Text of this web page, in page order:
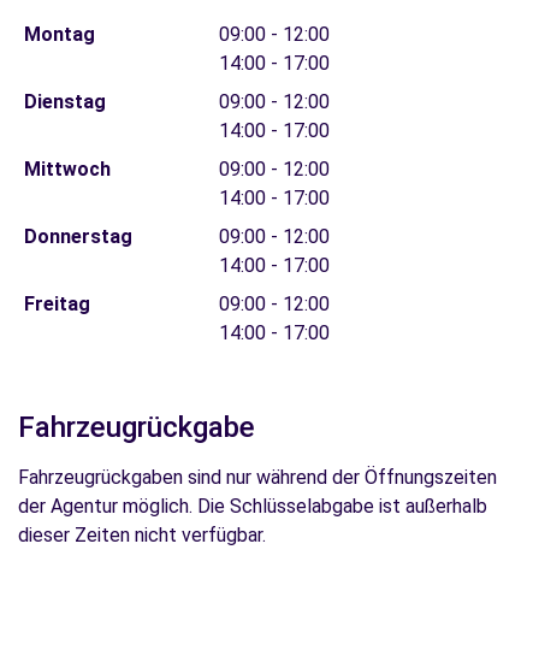
Montag
09:00 - 12:00
14:00 - 17:00
Dienstag
09:00 - 12:00
14:00 - 17:00
Mittwoch
09:00 - 12:00
14:00 - 17:00
Donnerstag
09:00 - 12:00
14:00 - 17:00
Freitag
09:00 - 12:00
14:00 - 17:00
Fahrzeugrückgabe
Fahrzeugrückgaben sind nur während der Öffnungszeiten
der Agentur möglich. Die Schlüsselabgabe ist außerhalb
dieser Zeiten nicht verfügbar.